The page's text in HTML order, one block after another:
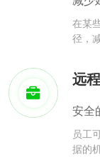
在某
径，
远
安全
员工
据的